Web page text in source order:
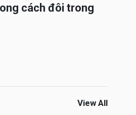
cách đôi trong
View All